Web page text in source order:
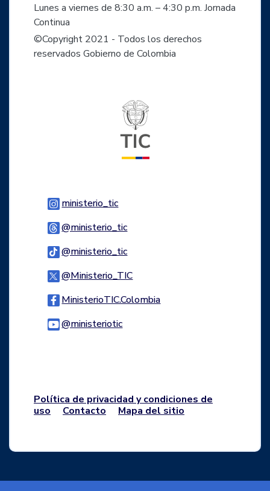
Lunes a viernes de 8:30 a.m. – 4:30 p.m. Jornada
Continua
©Copyright 2021 - Todos los derechos
reservados Gobierno de Colombia
ministerio_ticLogo Instagram
@ministerio_ticLogo Threads
@ministerio_ticLogo Tiktok
@Ministerio_TICLogo Twitter
MinisterioTIC.ColombiaLogo Facebook
@ministerioticLogo Youtube
Política de privacidad y condiciones de
uso
Contacto Mapa del sitio